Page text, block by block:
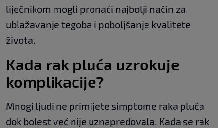
liječnikom mogli pronaći najbolji način za
ublažavanje tegoba i poboljšanje kvalitete
života.
Kada rak pluća uzrokuje
komplikacije?
Mnogi ljudi ne primijete simptome raka pluća
dok bolest već nije uznapredovala. Kada se rak